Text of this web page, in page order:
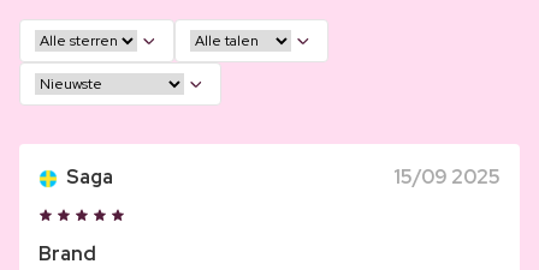
Saga 15/09 2025
Brand